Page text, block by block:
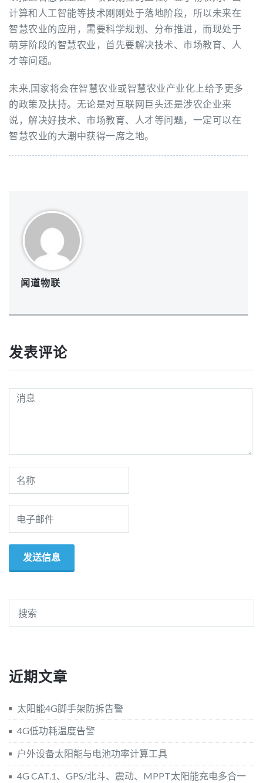
计算和人工智能等技术刚刚处于落地阶段，所以未来在
智慧农业的应用，需要科学规划、分布推进，而现处于
萌芽阶段的智慧农业，首先要解决技术、市场教育、人
才等问题。
未来,国家将会在智慧农业或智慧农业产业化上给予更多
的政策及扶持。无论是对互联网巨头还是涉农企业来
说，解决好技术、市场教育、人才等问题，一定可以在
智慧农业的大潮中获得一席之地。
闻道物联
发表评论
近期文章
太阳能4G脚手架防拆告警
4G低功耗温度告警
户外设备太阳能与电池功率计算工具
4G CAT.1、GPS/北斗、震动、MPPT太阳能充电多合一